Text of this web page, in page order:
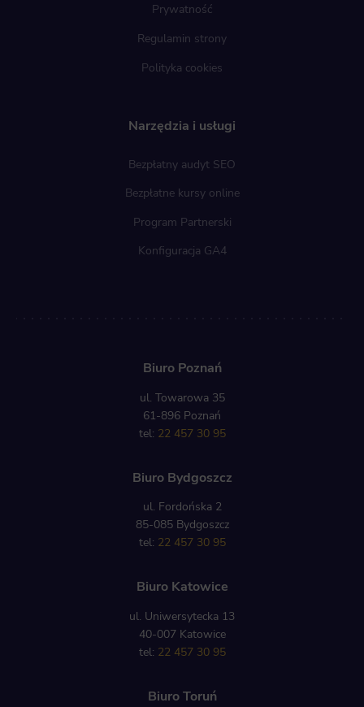
Prywatność
Regulamin strony
Polityka cookies
Narzędzia i usługi
Bezpłatny audyt SEO
Bezpłatne kursy online
Program Partnerski
Konfiguracja GA4
Biuro Poznań
ul. Towarowa 35
61-896 Poznań
tel: 22 457 30 95
Biuro Bydgoszcz
ul. Fordońska 2
85-085 Bydgoszcz
tel: 22 457 30 95
Biuro Katowice
ul. Uniwersytecka 13
40-007 Katowice
tel: 22 457 30 95
Biuro Toruń